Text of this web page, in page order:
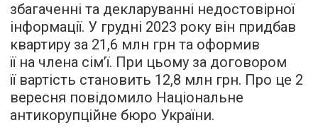
збагаченні та декларуванні недостовірної
інформації. У грудні 2023 року він придбав
квартиру за 21,6 млн грн та оформив
її на члена сім’ї. При цьому за договором
її вартість становить 12,8 млн грн. Про це 2
вересня повідомило Національне
антикорупційне бюро України.